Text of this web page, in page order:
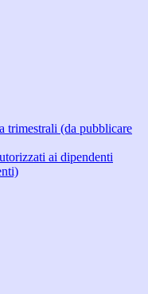
trimestrali (da pubblicare
ai dipendenti